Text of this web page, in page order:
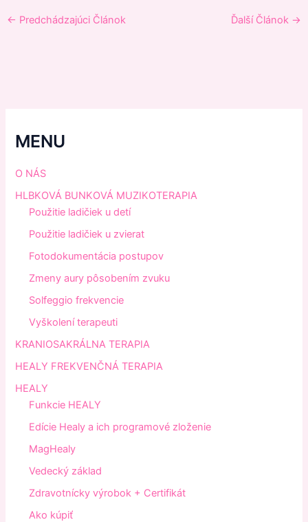
← Predchádzajúci Článok Ďalší Článok →
MENU
O NÁS
HLBKOVÁ BUNKOVÁ MUZIKOTERAPIA
Použitie ladičiek u detí
Použitie ladičiek u zvierat
Fotodokumentácia postupov
Zmeny aury pôsobením zvuku
Solfeggio frekvencie
Vyškolení terapeuti
KRANIOSAKRÁLNA TERAPIA
HEALY FREKVENČNÁ TERAPIA
HEALY
Funkcie HEALY
Edície Healy a ich programové zloženie
MagHealy
Vedecký základ
Zdravotnícky výrobok + Certifikát
Ako kúpiť